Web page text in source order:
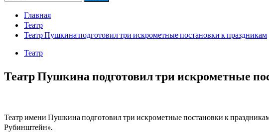
Главная
Театр
Театр Пушкина подготовил три искрометные постановки к праздникам
Театр
Театр Пушкина подготовил три искрометные
Театр имени Пушкина подготовил три искрометные постановки к
Рубинштейн».